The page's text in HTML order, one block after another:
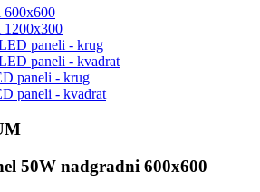
600x600
paneli - krug
paneli - kvadrat
paneli - krug
paneli - kvadrat
50W nadgradni 600x600